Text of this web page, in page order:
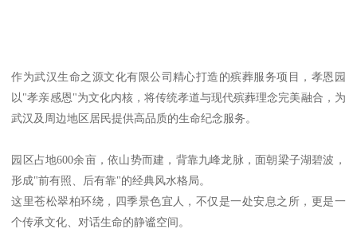
作为武汉生命之源文化有限公司精心打造的殡葬服务项目，孝恩园
以"孝亲感恩"为文化内核，将传统孝道与现代殡葬理念完美融合，为
武汉及周边地区居民提供高品质的生命纪念服务。
园区占地600余亩，依山势而建，背靠九峰龙脉，面朝梁子湖碧波，
形成"前有照、后有靠"的经典风水格局。
这里苍松翠柏环绕，四季景色宜人，不仅是一处安息之所，更是一
个传承文化、对话生命的静谧空间。